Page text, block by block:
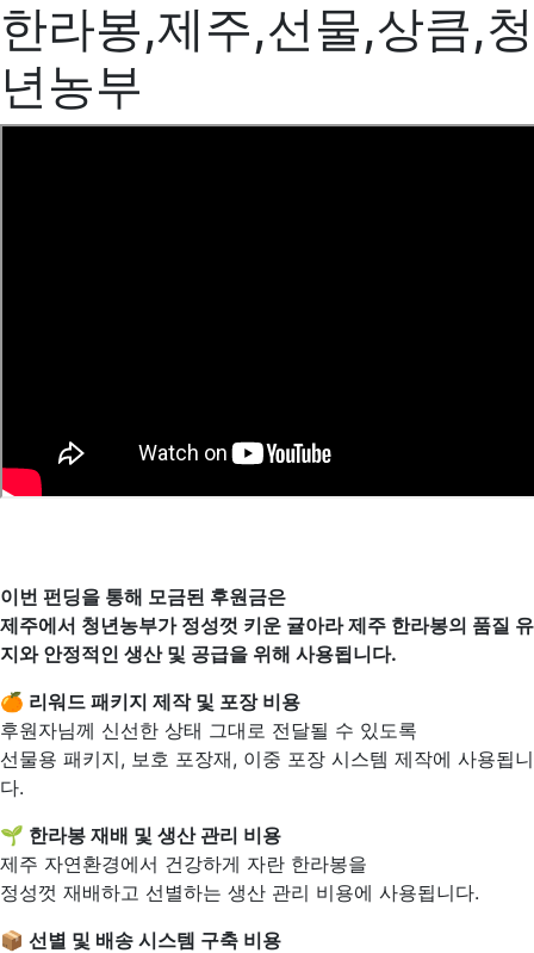
한라봉,제주,선물,상큼,청
년농부
이번 펀딩을 통해 모금된 후원금은
제주에서 청년농부가 정성껏 키운 귤아라 제주 한라봉의 품질 유
지와 안정적인 생산 및 공급을 위해 사용됩니다.
🍊 리워드 패키지 제작 및 포장 비용
후원자님께 신선한 상태 그대로 전달될 수 있도록
선물용 패키지, 보호 포장재, 이중 포장 시스템 제작에 사용됩니
다.
🌱 한라봉 재배 및 생산 관리 비용
제주 자연환경에서 건강하게 자란 한라봉을
정성껏 재배하고 선별하는 생산 관리 비용에 사용됩니다.
📦 선별 및 배송 시스템 구축 비용